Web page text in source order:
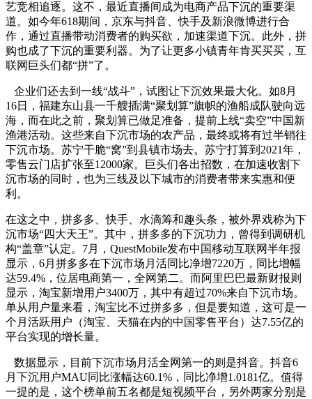
艺竞相追逐。这不，最近直播间成为电商产品下沉的重要渠
道。如今年618期间，京东与抖音、快手及新浪微博进行合
作，通过直播带动消费者的购买欲，加速渠道下沉。此外，拼
购也成了下沉的重要利器。为了让更多小镇青年肯买买买，互
联网巨头们都“拼”了。
企业们还去到一线“战斗”，试图让下沉效果最大化。如8月
16日，福建东山县一千艘插满“聚划算”旗帜的渔船成队驶向远
海，而在此之前，聚划算已做足准备，提前上线“卖空”中国新
渔港活动。这些来自下沉市场的农产品，最终或将有过半销往
下沉市场。苏宁干脆“窝”到县镇市场去。苏宁打算到2021年，
零售云门店扩张至12000家。巨头们各出招数，在加速收割下
沉市场的同时，也为三线及以下城市的消费者带来实惠和便
利。
在这之中，拼多多、快手、水滴筹和趣头条，被外界戏称为下
沉市场“四大天王”。其中，拼多多的下沉功力，曾得到调研机
构“盖章”认定。7月，QuestMobile发布中国移动互联网半年报
显示，6月拼多多在下沉市场月活同比净增7220万，同比增幅
达59.4%，位居电商第一，全网第二。而阿里巴巴最新财报则
显示，淘宝新增用户3400万，其中有超过70%来自下沉市场。
单从用户量来看，淘宝比不过拼多多，但是要知道，这可是一
个月活跃用户（淘宝、天猫在内的中国零售平台）达7.55亿的
平台实现的增长量。
数据显示，目前下沉市场月活全网第一的则是抖音。抖音6
月下沉用户MAU同比涨幅达60.1%，同比净增1.0181亿。值得
一提的是，这个榜单前五名都是短视频平台，另外两家分别是